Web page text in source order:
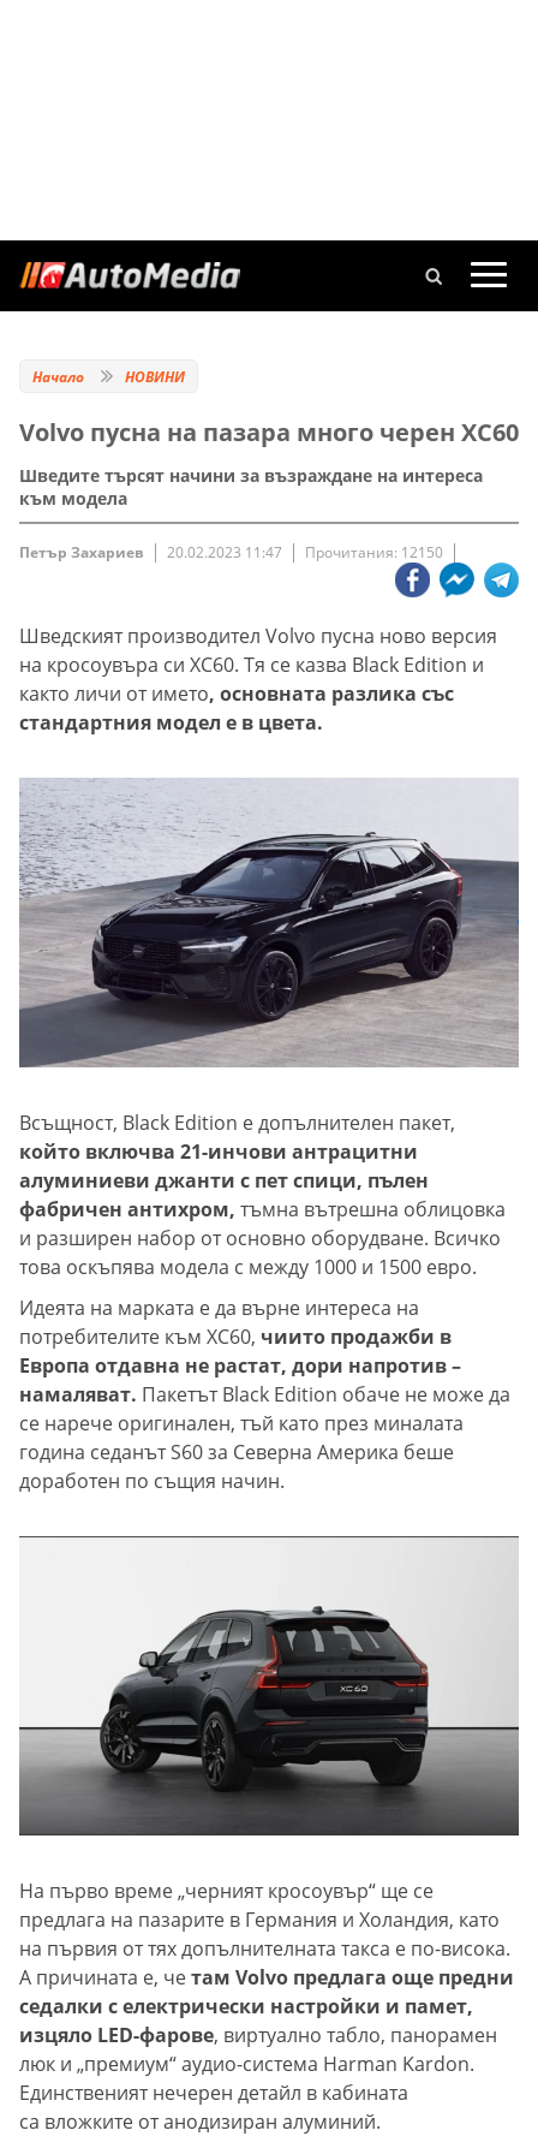
Начало НОВИНИ
Volvo пусна на пазара много черен XC60
Шведите търсят начини за възраждане на интереса
към модела
Петър Захариев 20.02.2023 11:47 Прочитания: 12150
Шведският производител Volvo пусна ново версия
на кросоувъра си XC60. Тя се казва Black Edition и
както личи от името, основната разлика със
стандартния модел е в цвета.
Всъщност, Black Edition е допълнителен пакет,
който включва 21-инчови антрацитни
алуминиеви джанти с пет спици, пълен
фабричен антихром, тъмна вътрешна облицовка
и разширен набор от основно оборудване. Всичко
това оскъпява модела с между 1000 и 1500 евро.
Идеята на марката е да върне интереса на
потребителите към XC60, чиито продажби в
Европа отдавна не растат, дори напротив –
намаляват. Пакетът Black Edition обаче не може да
се нарече оригинален, тъй като през миналата
година седанът S60 за Северна Америка беше
доработен по същия начин.
На първо време „черният кросоувър“ ще се
предлага на пазарите в Германия и Холандия, като
на първия от тях допълнителната такса е по-висока.
А причината е, четам Volvo предлага още предни
седалки с електрически настройки и памет,
изцяло LED-фарове, виртуално табло, панорамен
люк и „премиум“ аудио-система Harman Kardon.
Единственият нечерен детайл в кабината
са вложките от анодизиран алуминий.